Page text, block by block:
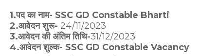
1.पद का नाम- SSC GD Constable Bharti
2.आवेदन शुरू- 24/11/2023
3.आवेदन की अंतिम तिथि-31/12/2023
4.आवेदन शुल्क- SSC GD Constable Vacancy